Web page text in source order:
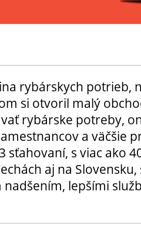
rybárskych potrieb,
si otvoril malý
rybárske potreby,
a väčšie
sťahovaní, s viac ako
aj na
lepšími